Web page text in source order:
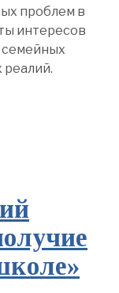
проблем в
интересов
реалий.